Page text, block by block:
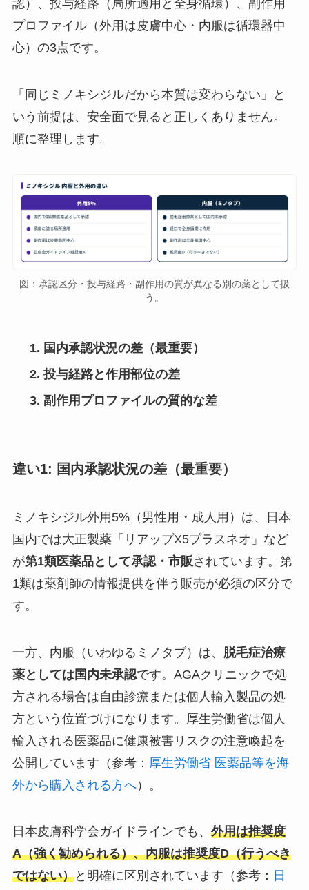
認）、投与経路（局所適用と全身循環）、副作用
プロファイル（外用は皮膚中心・内服は循環器中
心）の3点です。
「同じミノキシジルだから本質は変わらない」と
いう前提は、安全面で見ると正しくありません。
順に整理します。
図：承認区分・投与経路・副作用の質が異なる別の薬として扱
う。
国内承認状況の差（最重要）
投与経路と作用部位の差
副作用プロファイルの質的な差
違い1: 国内承認状況の差（最重要）
ミノキシジル外用5%（男性用・成人用）は、日本
国内では大正製薬「リアップX5プラスネオ」など
が第1類医薬品として承認・市販されています。第
1類は薬剤師の情報提供を伴う販売が必須の区分で
す。
一方、内服（いわゆるミノタブ）は、 脱毛症治療
薬としては国内未承認です。AGAクリニックで処
方される場合は自由診療または個人輸入製品の処
方という位置づけになります。厚生労働省は個人
輸入される医薬品に健康被害リスクの注意喚起を
公開しています（参考： 厚生労働省 医薬品等を海
外から購入される方へ）。
日本皮膚科学会ガイドラインでも、 外用は推奨度
A（強く勧められる）、内服は推奨度D（行うべき
ではない）と明確に区別されています（参考： 日